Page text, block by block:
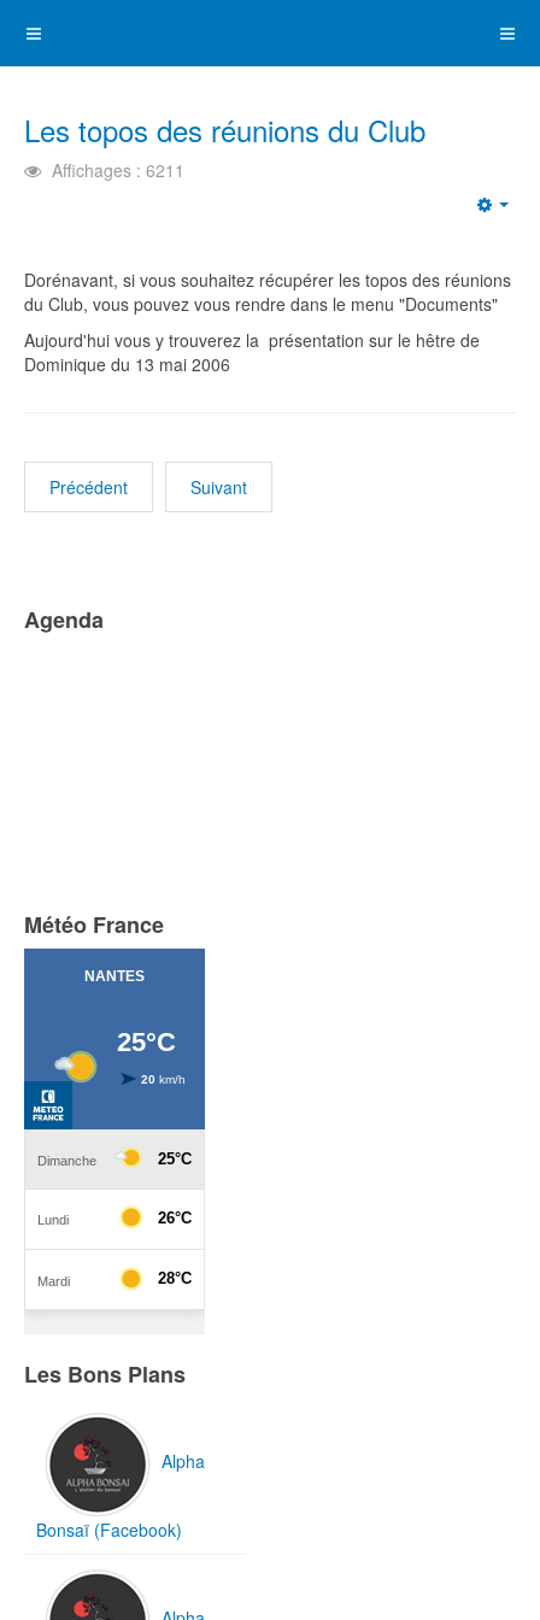
Les topos des réunions du Club
Affichages : 6211
Dorénavant, si vous souhaitez récupérer les topos des réunions
du Club, vous pouvez vous rendre dans le menu "Documents"
Aujourd'hui vous y trouverez la présentation sur le hêtre de
Dominique du 13 mai 2006
Précédent Suivant
Agenda
Météo France
Les Bons Plans
Alpha
Bonsaï (Facebook)